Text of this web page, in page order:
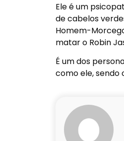
Ele é um
de cabelos
Homem-
matar o Robin
É um dos
como ele, sendo